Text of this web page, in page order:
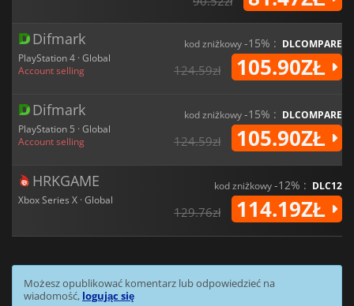
Difmark
PlayStation 4 · Global
Account selling
kod zniżkowy-15% : DLCOMPARE
124.59zł 105.90ZŁ
Difmark
PlayStation 5 · Global
Account selling
kod zniżkowy-15% : DLCOMPARE
124.59zł 105.90ZŁ
HRKGAME
Xbox Series X · Global
kod zniżkowy-12% : DLC12
129.76zł 114.19ZŁ
Możesz opublikować komentarz lub odpowiedzieć na
wiadomość, logując się